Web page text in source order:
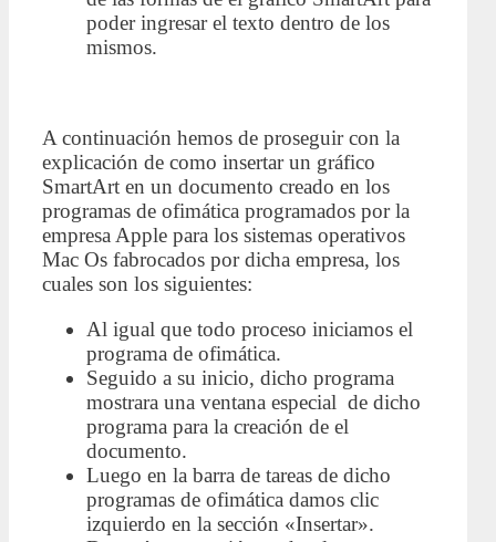
poder ingresar el texto dentro de los
mismos.
A continuación hemos de proseguir con la
explicación de como insertar un gráfico
SmartArt en un documento creado en los
programas de ofimática programados por la
empresa Apple para los sistemas operativos
Mac Os fabrocados por dicha empresa, los
cuales son los siguientes:
Al igual que todo proceso iniciamos el
programa de ofimática.
Seguido a su inicio, dicho programa
mostrara una ventana especial de dicho
programa para la creación de el
documento.
Luego en la barra de tareas de dicho
programas de ofimática damos clic
izquierdo en la sección «Insertar».